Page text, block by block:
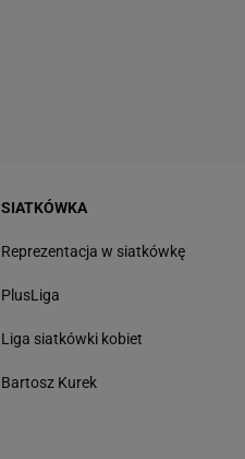
SIATKÓWKA
Reprezentacja w siatkówkę
PlusLiga
Liga siatkówki kobiet
Bartosz Kurek